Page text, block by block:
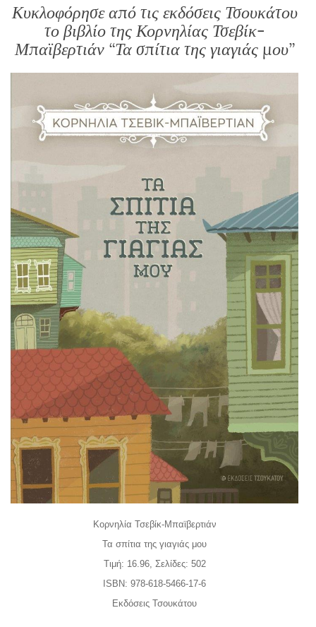
Κυκλοφόρησε από τις εκδόσεις Τσουκάτου
το βιβλίο της Κορνηλίας Τσεβίκ-
Μπαϊβερτιάν “Τα σπίτια της γιαγιάς μου”
Κορνηλία Τσεβίκ-Μπαϊβερτιάν
Τα σπίτια της γιαγιάς μου
Τιμή: 16.96, Σελίδες: 502
ISBN: 978-618-5466-17-6
Εκδόσεις Τσουκάτου